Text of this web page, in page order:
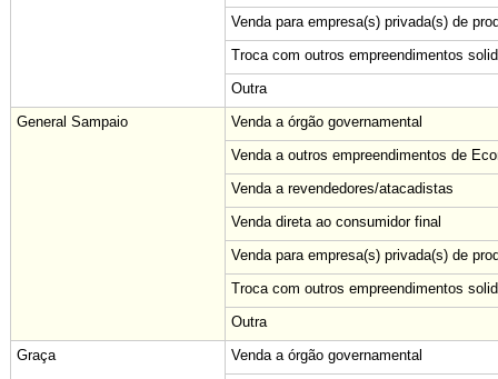
Venda para empresa(s) privada(s) de
Troca com outros empreendimentos
Outra
General Sampaio
Venda a órgão governamental
Venda a outros empreendimentos de
Venda a revendedores/atacadistas
Venda direta ao consumidor final
Venda para empresa(s) privada(s) de
Troca com outros empreendimentos
Outra
Graça
Venda a órgão governamental